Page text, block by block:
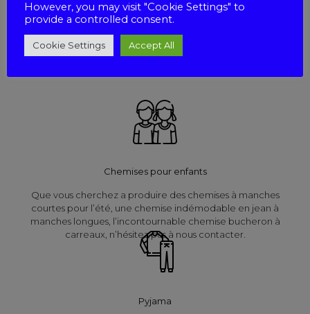
Nous réalisons des chemisiers dans des formes classiques ou
Voile de coton, la Viscose, le Polyester, le Lin Imprimé et le
Coton Imprimé.
Chemises pour enfants
Que vous cherchez a produire des chemises à manches
courtes pour l’été, une chemise indémodable en jean à
manches longues, l’incontournable chemise bucheron à
carreaux, n’hésitez pas à nous contacter.
Pyjama
However, you may visit "Cookie Settings" to
provide a controlled consent.
Cookie Settings Accept All